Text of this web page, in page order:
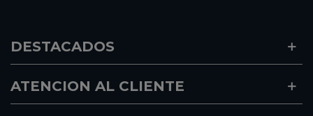
DESTACADOS
ATENCION AL CLIENTE